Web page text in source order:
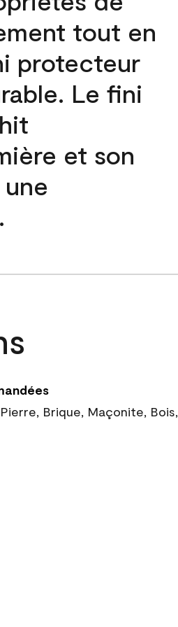
tout en
protecteur
Le fini
et son
Brique, Maçonite, Bois,